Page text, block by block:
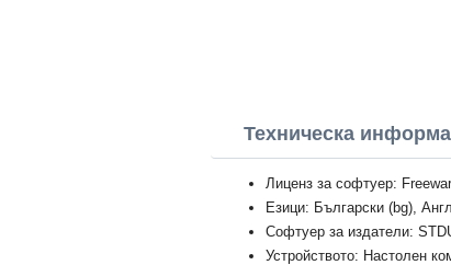
Техническа
Лиценз за софтуер:
Езици: Български (bg),
Софтуер за издатели:
Устройството: Настолен